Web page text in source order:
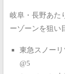
岐阜・長野あた
ーゾーンを狙い
東急スノー
@5